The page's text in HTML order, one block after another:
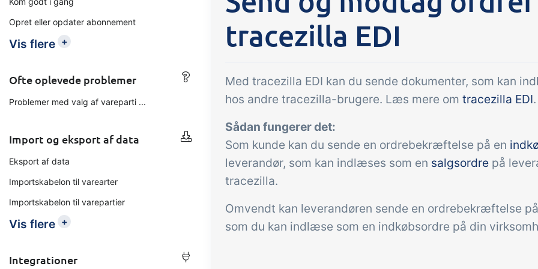
B2B Commerce
som sælgerportal,
webshop for dine kunder
Tilføjelse
Opgaver &
Få modtagekontrol,
temperaturtjek og kritiske
din ordrestyring - helt
digitalt
dokumenter og
sidevisninger,
Opret eller opdater abonnement
Vis flere +
Ofte oplevede problemer
Problemer med valg af vareparti ...
Import og eksport af data
Eksport af data
Importskabelon til varearter
Importskabelon til varepartier
Vis flere +
Integrationer
tracezilla EDI
Med tracezilla EDI kan du sende dokumenter, som kan
hos andre tracezilla-brugere. Læs mere om tracezilla EDI.
Sådan fungerer det:
Som kunde kan du sende en ordrebekræftelse på en
leverandør, som kan indlæses som en salgsordre på
tracezilla.
Omvendt kan leverandøren sende en ordrebekræftelse
som du kan indlæse som en indkøbsordre på din